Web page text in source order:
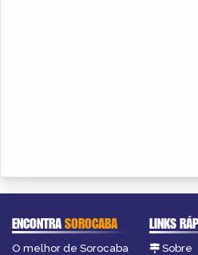
ENCONTRASOROCABA
O melhor de Sorocaba
LINKS
Sobre